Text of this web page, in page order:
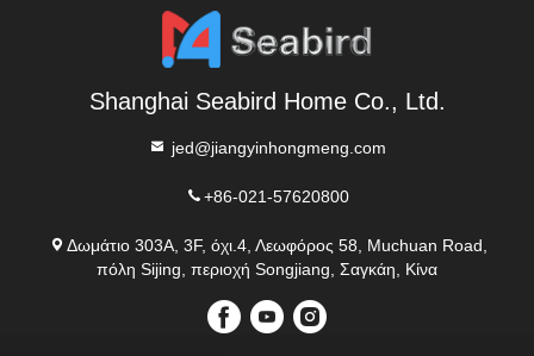
Shanghai Seabird Home Co., Ltd.
jed@jiangyinhongmeng.com
+86-021-57620800
Δωμάτιο 303A, 3F, όχι.4, Λεωφόρος 58, Muchuan Road,
πόλη Sijing, περιοχή Songjiang, Σαγκάη, Κίνα